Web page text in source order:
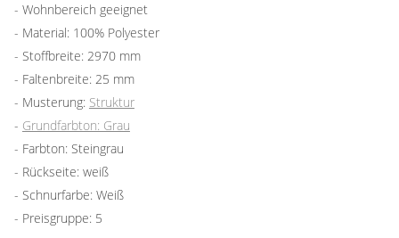
Wohnbereich geeignet
Material: 100% Polyester
Stoffbreite: 2970 mm
Faltenbreite: 25 mm
Musterung: Struktur
Grundfarbton: Grau
Farbton: Steingrau
Rückseite: weiß
Schnurfarbe: Weiß
Preisgruppe: 5